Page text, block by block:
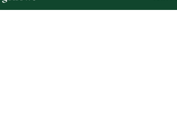
Nastolatka wyjechała do Gdyni i nie